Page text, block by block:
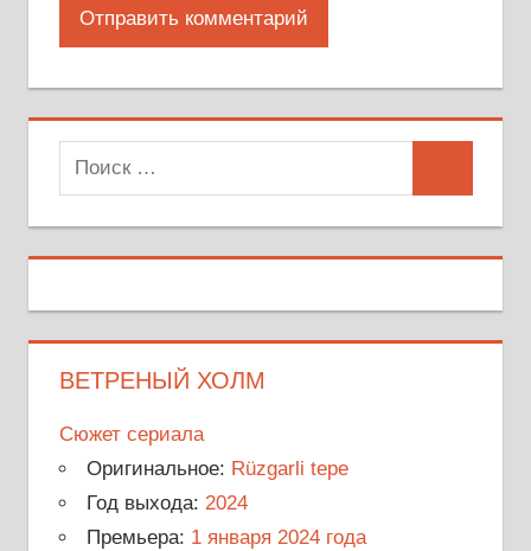
Поиск
для:
ВЕТРЕНЫЙ ХОЛМ
Сюжет сериала
Оригинальное: Rüzgarli tepe
Год выхода: 2024
Премьера: 1 января 2024 года